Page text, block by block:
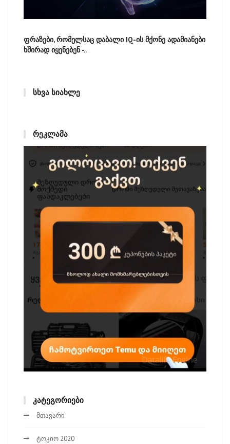
ფრაზები, რომელსაც დაბალი IQ-ის მქონე ადამიანები
ხშირად იყენებენ -..
ᲡᲮᲕᲐ ᲡᲘᲐᲮᲚᲔ
ᲠᲔᲙᲚᲐᲛᲐ
ᲙᲐᲢᲔᲒᲝᲠᲘᲔᲑᲘ
მთავარი
ტოკიო 2020